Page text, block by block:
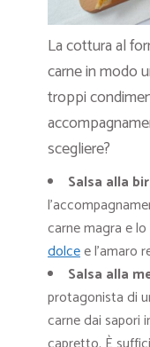
La cottura al
carne in modo
troppi
scegliere?
Salsa alla
carne magra e
dolcee l’amaro
Salsa alla
protagonista di
carne dai sapori